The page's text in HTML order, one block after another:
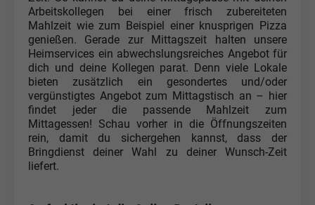
Arbeitskollegen bei einer frisch zubereiteten
Mahlzeit wie zum Beispiel einer knusprigen Pizza
genießen. Gerade zur Mittagszeit halten unsere
Heimservices ein abwechslungsreiches Angebot für
dich und deine Kollegen parat. Denn viele Lokale
bieten zusätzlich ein gesondertes und/oder
vergünstigtes Angebot zum Mittagstisch an – hier
findet jeder die passende Mahlzeit zum
Mittagessen! Schau vorher in die Öffnungszeiten
rein, damit du sichergehen kannst, dass der
Bringdienst deiner Wahl zu deiner Wunsch-Zeit
liefert.